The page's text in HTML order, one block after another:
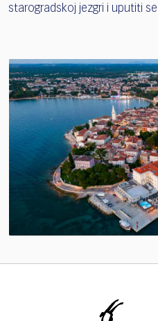
starogradskoj jezgri i uputiti